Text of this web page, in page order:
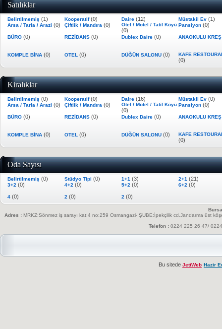
Satılıklar
Belirtilmemiş (1) Kooperatif(0) Daire (12) Müstakil Ev (1)
Arsa / Tarla / Arazi (0) Çiftlik / Mandıra (0) Otel / Motel / Tatil Köyü
(0)
Pansiyon (0)
BÜRO (0) REZİDANS (0) Dublex Daire (0) ANAOKULU
KOMPLE BİNA (0) OTEL (0) DÜĞÜN SALONU (0) KAFE
(0)
Kiralıklar
Belirtilmemiş (0) Kooperatif(0) Daire (16) Müstakil Ev (0)
Arsa / Tarla / Arazi (0) Çiftlik / Mandıra (0) Otel / Motel / Tatil Köyü
(0)
Pansiyon (0)
BÜRO (0) REZİDANS (0) Dublex Daire (0) ANAOKULU
KOMPLE BİNA (0) OTEL (0) DÜĞÜN SALONU (0) KAFE
(0)
Oda Sayısı
Belirtilmemiş (0) Stüdyo Tipi (0) 1+1 (3) 2+1 (21)
3+2 (0) 4+2 (0) 5+2 (0) 6+2 (0)
4 (0) 2 (0) 2 (0)
Adres : MRKZ:Sönmez iş sarayı kat:4 no:259 Osmangazi- ŞUBE:İpekçilik cd.Jandarma üst
Telefon : 0224 225 26 47/
Bu sitede JettWeb Hazir